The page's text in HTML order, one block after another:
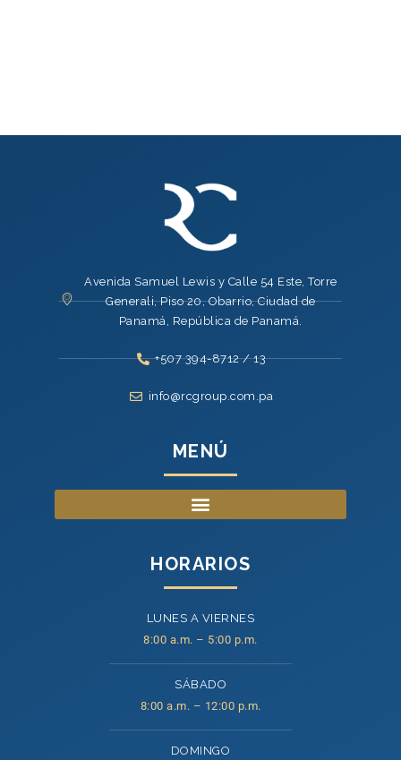
Avenida Samuel Lewis y Calle 54 Este, Torre
Generali, Piso 20, Obarrio, Ciudad de
Panamá, República de Panamá.
+507 394-8712 / 13
info@rcgroup.com.pa
MENÚ
HORARIOS
LUNES A VIERNES
8:00 a.m. – 5:00 p.m.
SÁBADO
8:00 a.m. – 12:00 p.m.
DOMINGO